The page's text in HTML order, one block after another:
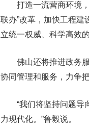
打造一流营商环境，
联办”改革，加快工程
立统一权威、科学高效
佛山还将推进政务服
协同管理和服务，力争
“我们将坚持问题导向
力现代化。”鲁毅说。